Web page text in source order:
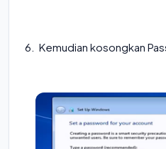
6. Kemudian kosongkan